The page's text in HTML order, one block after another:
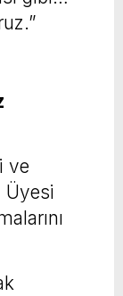
ve
Üyesi